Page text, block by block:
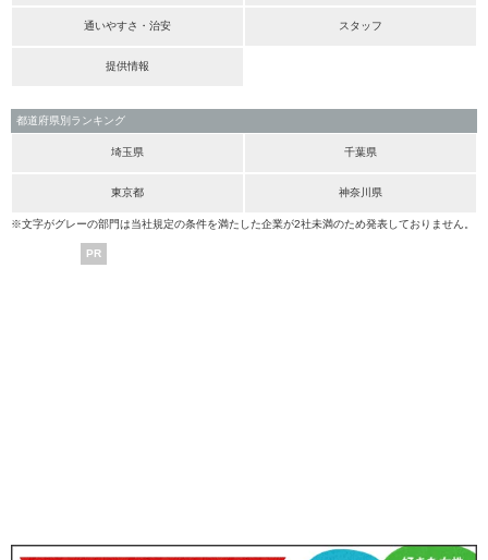
通いやすさ・治安 スタッフ
提供情報
都道府県別ランキング
埼玉県 千葉県
東京都 神奈川県
※文字がグレーの部門は当社規定の条件を満たした企業が2社未満のため発表しておりません。
PR